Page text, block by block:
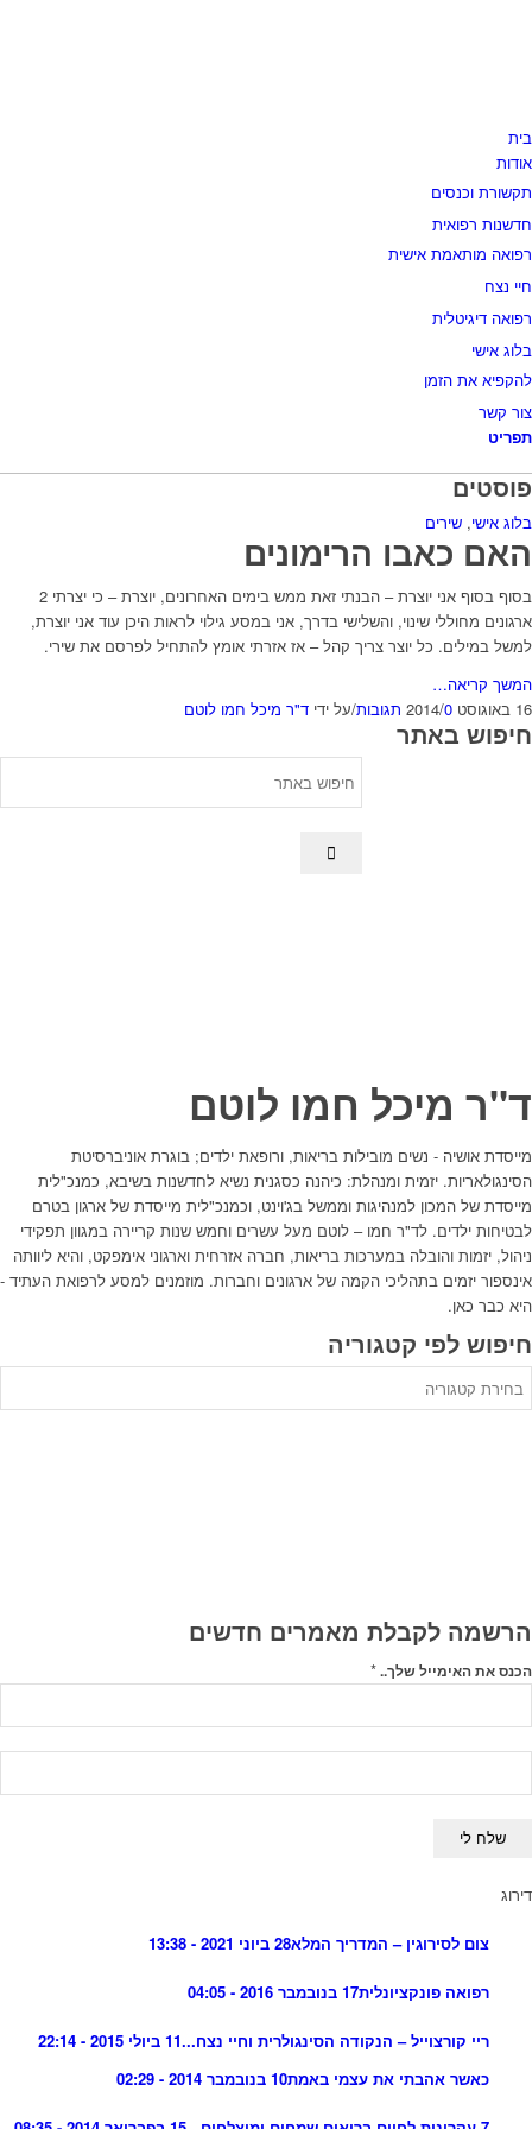
בית
אודות
תקשורת וכנסים
חדשנות רפואית
רפואה מותאמת אישית
חיי נצח
רפואה דיגיטלית
בלוג אישי
להקפיא את הזמן
צור קשר
תפריט
פוסטים
בלוג אישי, שירים
האם כאבו הרימונים
בסוף בסוף אני יוצרת – הבנתי זאת ממש בימים האחרונים, יוצרת – כי יצרתי 2
ארגונים מחוללי שינוי, והשלישי בדרך, אני במסע גילוי לראות היכן עוד אני יוצרת,
למשל במילים. כל יוצר צריך קהל – אז אזרתי אומץ להתחיל לפרסם את שירי.
המשך קריאה…
16 באוגוסט 2014
/0 תגובות /על ידי ד"ר מיכל חמו לוטם
חיפוש באתר
ד"ר מיכל חמו לוטם
מייסדת אושיה - נשים מובילות בריאות, ורופאת ילדים; בוגרת אוניברסיטת
הסינגולאריות. יזמית ומנהלת: כיהנה כסגנית נשיא לחדשנות בשיבא, כמנכ"לית
מייסדת של המכון למנהיגות וממשל בג'וינט, וכמנכ"לית מייסדת של ארגון בטרם
לבטיחות ילדים. לד"ר חמו – לוטם מעל עשרים וחמש שנות קריירה במגוון תפקידי
ניהול, יזמות והובלה במערכות בריאות, חברה אזרחית וארגוני אימפקט, והיא ליוותה
אינספור יזמים בתהליכי הקמה של ארגונים וחברות. מוזמנים למסע לרפואת העתיד -
היא כבר כאן.
חיפוש לפי קטגוריה
הרשמה לקבלת מאמרים חדשים
הכנס את האימייל שלך..*
דירוג
צום לסירוגין – המדריך המלא28 ביוני 2021 - 13:38
רפואה פונקציונלית17 בנובמבר 2016 - 04:05
ריי קורצוייל – הנקודה הסינגולרית וחיי נצח...11 ביולי 2015 - 22:14
כאשר אהבתי את עצמי באמת10 בנובמבר 2014 - 02:29